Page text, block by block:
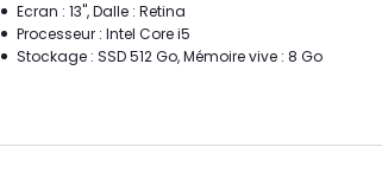
Ecran : 13", Dalle : Retina
Processeur : Intel Core i5
Stockage : SSD 512 Go, Mémoire vive : 8 Go